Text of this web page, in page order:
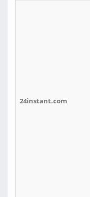
24instant.com